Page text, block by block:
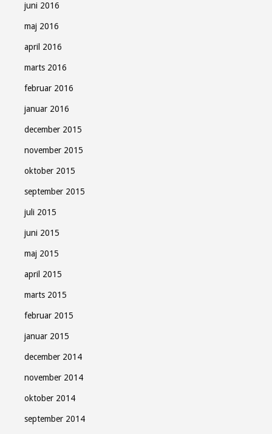
juni 2016
maj 2016
april 2016
marts 2016
februar 2016
januar 2016
december 2015
november 2015
oktober 2015
september 2015
juli 2015
juni 2015
maj 2015
april 2015
marts 2015
februar 2015
januar 2015
december 2014
november 2014
oktober 2014
september 2014